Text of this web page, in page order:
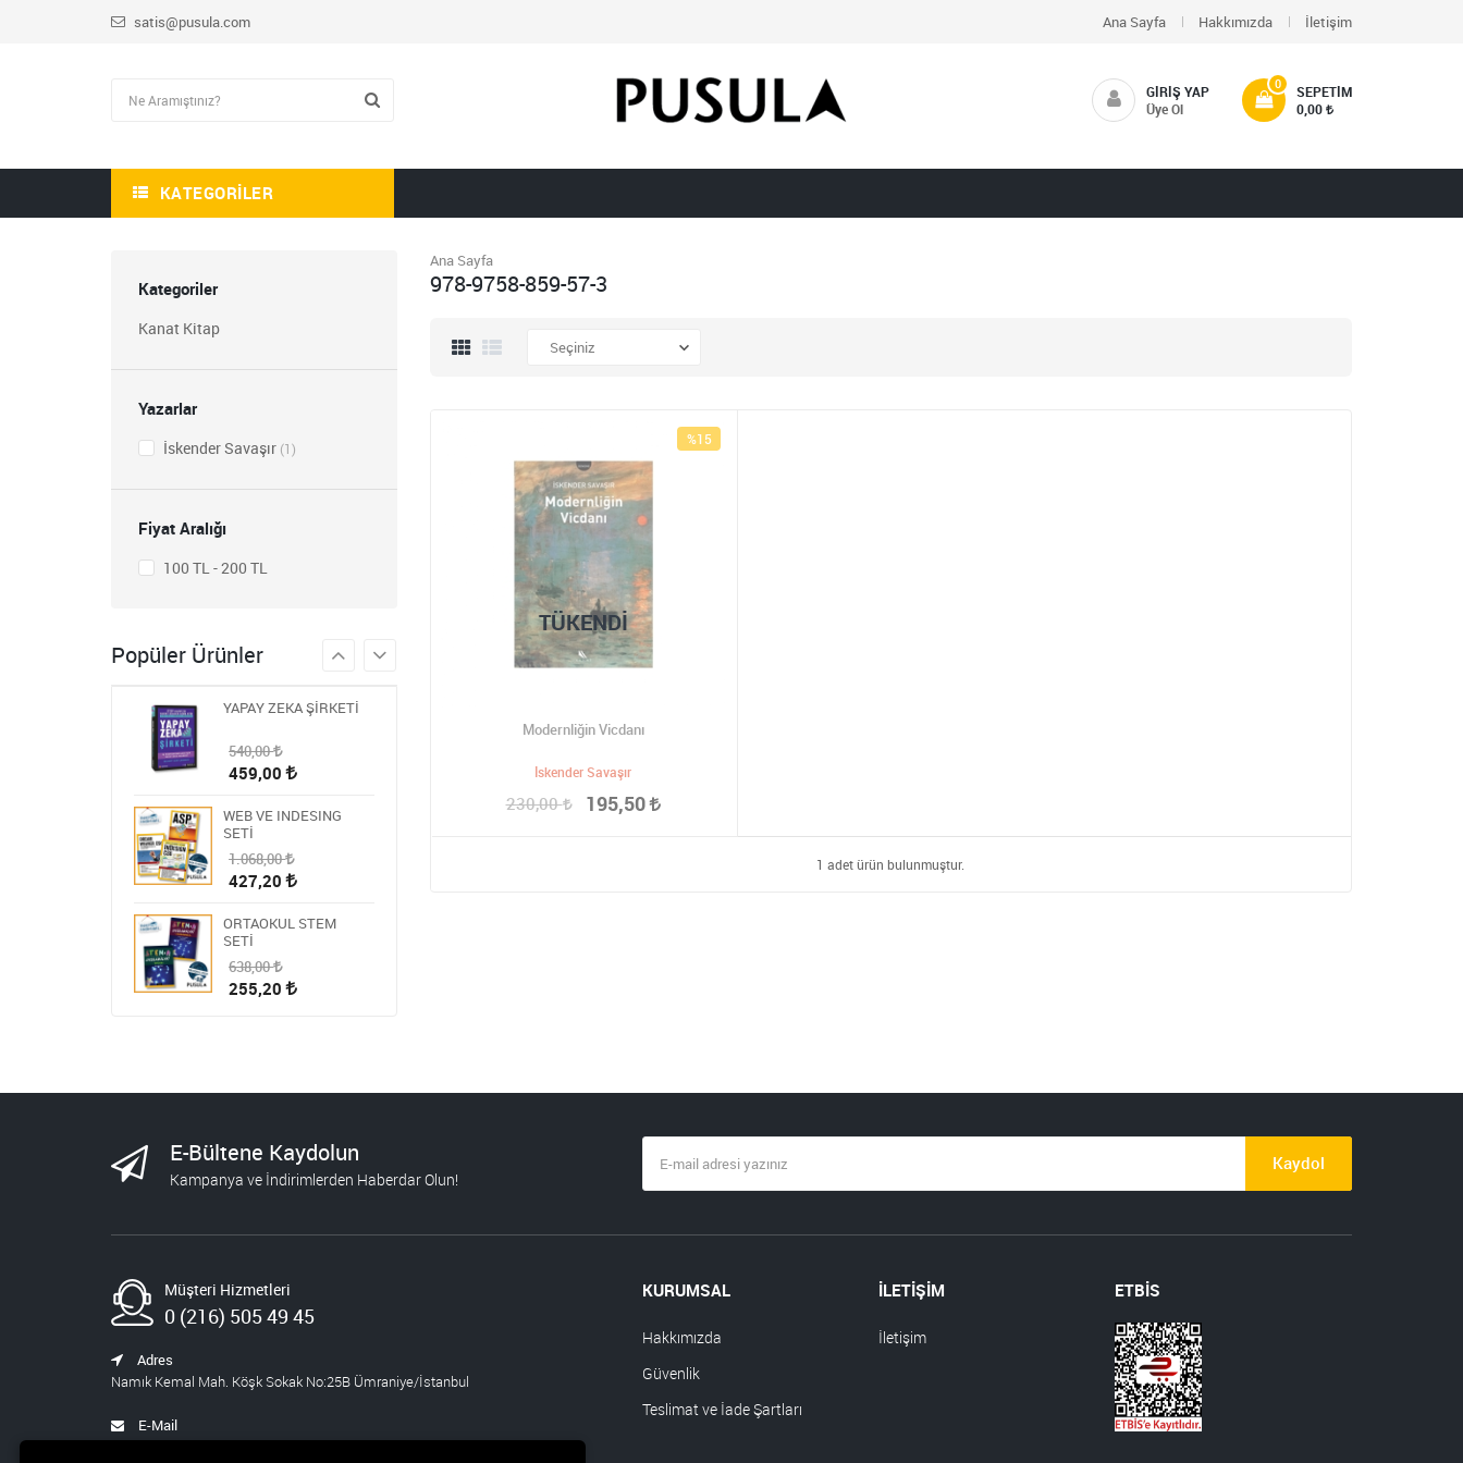
satis@pusula.com Ana Sayfa Hakkımızda İletişim
SEPETIM
0
0,00
GIRIŞ YAP
Üye Ol
KATEGORILER
Kategoriler
Kanat Kitap
Yazarlar
İskender Savaşır (1)
Fiyat Aralığı
100 TL - 200 TL
Popüler Ürünler
723,60
STEM ÖĞRETMEN
986,00
394,40
YAPAY ZEKA ŞİRKETİ
540,00
459,00
WEB VE INDESING
SETİ
1.068,00
427,20
ORTAOKUL STEM
SETİ
638,00
255,20
723,60
SETİ
1.430,00
986,00
394,40
Ana Sayfa
978-9758-859-57-3
Modernliğin Vicdanı
İskender Savaşır
230,00 195,50
%15
TÜKENDI
1 adet ürün bulunmuştur.
E-Bültene Kaydolun
Kampanya ve İndirimlerden Haberdar Olun!
Kaydol
Müşteri Hizmetleri
0 (216) 505 49 45
Adres
Namık Kemal Mah. Köşk Sokak No:25B Ümraniye/İstanbul
E-Mail
satis@pusula.com
KURUMSAL
Hakkımızda
Güvenlik
Teslimat ve İade Şartları
İLETİŞİM
İletişim
ETBİS